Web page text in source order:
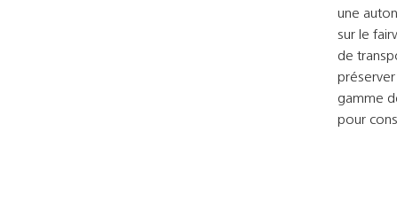
une
sur le
de
gamme
pour